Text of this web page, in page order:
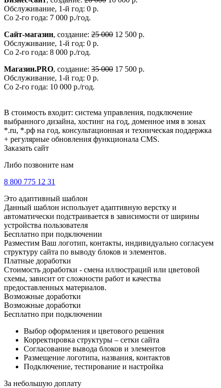
Обслуживание, 1-й год: 0 р.
Со 2-го года: 7 000 р./год.
Сайт-магазин, создание: 25 000 12 500 р.
Обслуживание, 1-й год: 0 р.
Со 2-го года: 8 000 р./год.
Магазин.PRO, создание: 35 000 17 500 р.
Обслуживание, 1-й год: 0 р.
Со 2-го года: 10 000 р./год.
В стоимость входит: система управления, подключение
выбранного дизайна, хостинг на год, доменное имя в зонах
*.ru, *.рф на год, консультационная и техническая поддержка
+ регулярные обновления функционала CMS.
Заказать сайт
Либо позвоните нам
8 800 775 12 31
Это адаптивный шаблон
Данный шаблон использует адаптивную верстку и
автоматически подстраивается в зависимости от ширины
устройства пользователя
Бесплатно при подключении
Разместим Ваш логотип, контакты, индивидуально согласуем
структуру сайта по выводу блоков и элементов.
Платные доработки
Стоимость доработки - смена иллюстраций или цветовой
схемы, зависит от сложности работ и качества
предоставленных материалов.
Возможные доработки
Возможные доработки
Бесплатно при подключении
Выбор оформления и цветового решения
Корректировка структуры – сетки сайта
Согласование вывода блоков и элементов
Размещение логотипа, названия, контактов
Подключение, тестирование и настройка
За небольшую доплату